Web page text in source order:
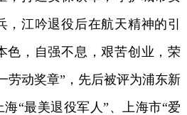
江吟退役后在航天精神的引
色，自强不息，艰苦创业，荣
劳动奖章”，先后被评为浦东新
海“最美退役军人”、上海市“爱